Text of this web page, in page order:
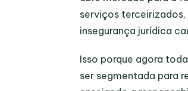
serviços
insegurança jurídica
Isso porque agora
ser segmentada para